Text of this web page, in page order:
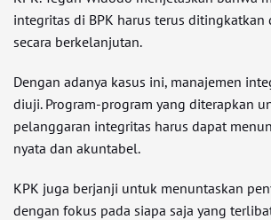
integritas di BPK harus terus ditingkatkan
secara berkelanjutan.
Dengan adanya kasus ini, manajemen
diuji. Program-program yang diterapkan
pelanggaran integritas harus dapat
nyata dan akuntabel.
KPK juga berjanji untuk menuntaskan
dengan fokus pada siapa saja yang